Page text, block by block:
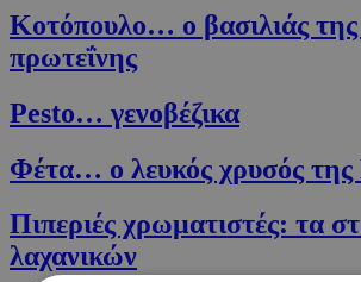
Κοτόπουλο… ο βασιλιάς
πρωτεΐνης
Pesto… γενοβέζικα
Φέτα… ο λευκός χρυσός της
Πιπεριές χρωματιστές: τα
λαχανικών